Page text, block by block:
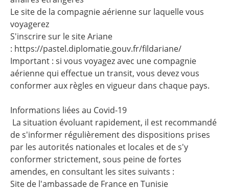
Le site de la compagnie aérienne sur laquelle vous
voyagerez
S'inscrire sur le site Ariane
: https://pastel.diplomatie.gouv.fr/fildariane/
Important : si vous voyagez avec une compagnie
aérienne qui effectue un transit, vous devez vous
conformer aux règles en vigueur dans chaque pays.
Informations liées au Covid-19
La situation évoluant rapidement, il est recommandé
de s'informer régulièrement des dispositions prises
par les autorités nationales et locales et de s'y
conformer strictement, sous peine de fortes
amendes, en consultant les sites suivants :
Site de l'ambassade de France en Tunisie